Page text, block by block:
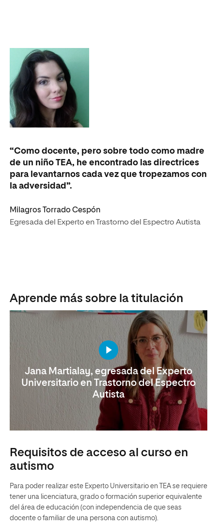
“Como docente, pero sobre todo como madre
de un niño TEA, he encontrado las directrices
para levantarnos cada vez que tropezamos con
la adversidad”.
Milagros Torrado Cespón
Egresada del Experto en Trastorno del Espectro Autista
Aprende más sobre la titulación
Jana Martialay, egresada del Experto
Universitario en Trastorno del Espectro
Autista
Requisitos de acceso al curso en
autismo
Para poder realizar este Experto Universitario en TEA se requiere
tener una licenciatura, grado o formación superior equivalente
del área de educación (con independencia de que seas
docente o familiar de una persona con autismo).